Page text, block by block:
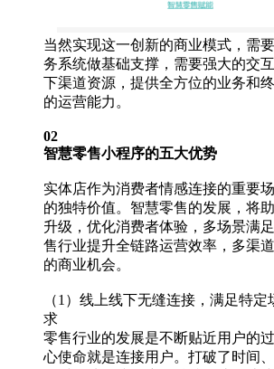
当然实现这一创新的商业模式，需
务系统做基础支撑，需要强大的交
下渠道资源，提供全方位的业务和
的运营能力。
02
智慧零售小程序的五大优势
实体店作为消费者情感连接的重要
的独特价值。智慧零售的发展，将
升级，优化消费者体验，多场景满
售行业提升全链路运营效率，多渠
的商业机会。
（1）线上线下无缝连接，满足特
求
零售行业的发展是不断贴近用户的
心使命就是连接用户。打破了时间